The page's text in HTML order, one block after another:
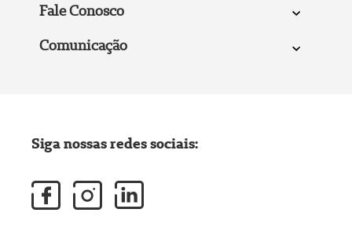
Fale Conosco
Comunicação
Siga nossas redes sociais: